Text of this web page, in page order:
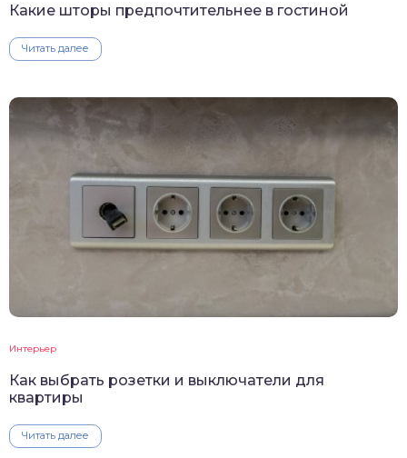
Какие шторы предпочтительнее в гостиной
Читать далее
Интерьер
Как выбрать розетки и выключатели для
квартиры
Читать далее